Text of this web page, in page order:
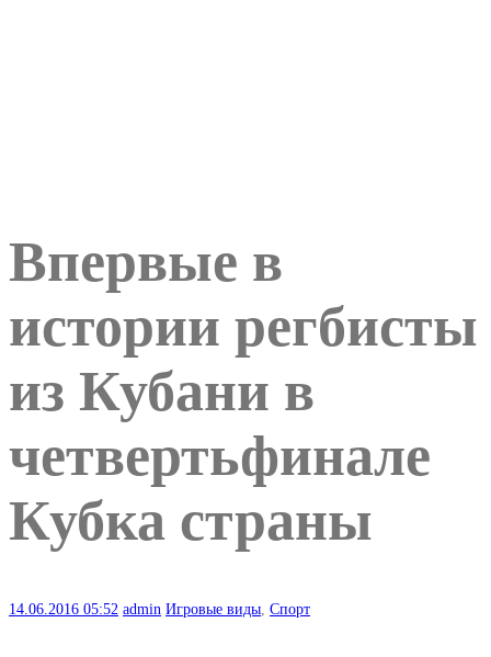
Впервые в
истории регбисты
из Кубани в
четвертьфинале
Кубка страны
14.06.2016 05:52 admin Игровые виды Спорт